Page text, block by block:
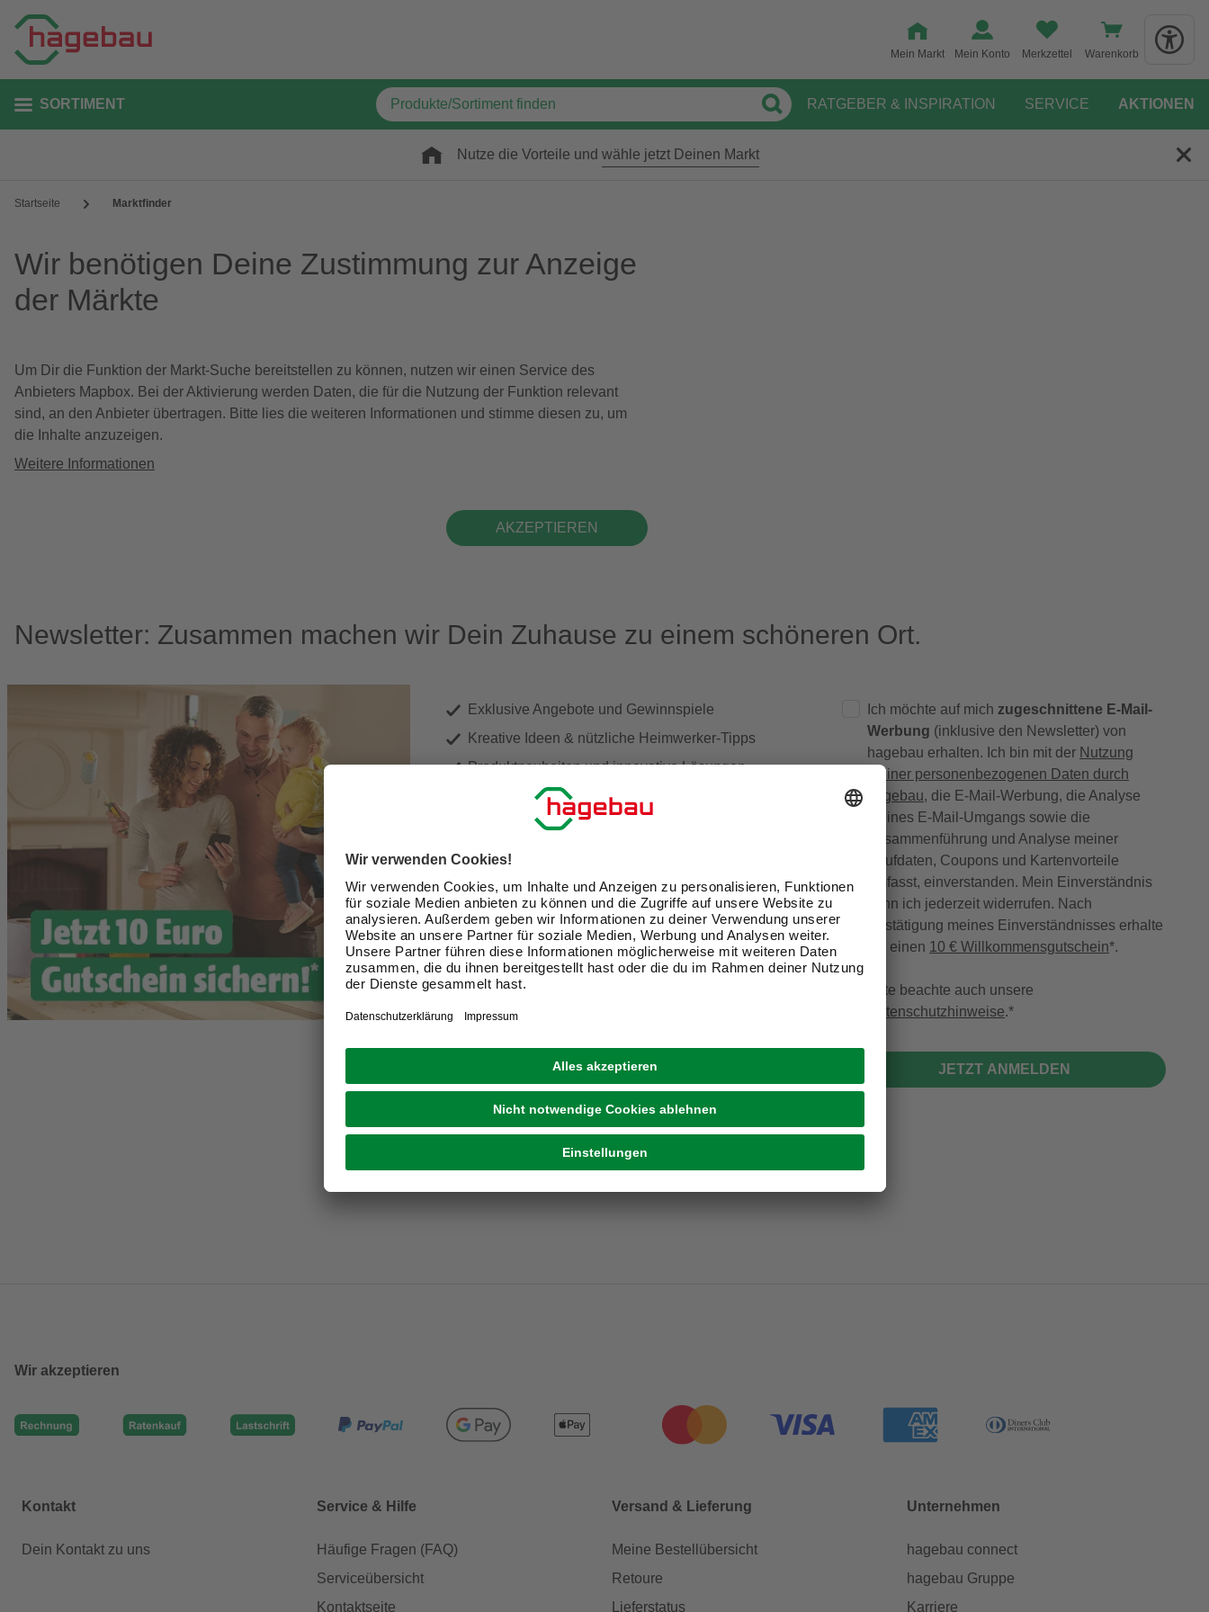
Mein Markt Mein Konto Merkzettel Warenkorb
SORTIMENT RATGEBER & INSPIRATION SERVICE AKTIONEN
Nutze die Vorteile und wähle jetzt Deinen Markt
Startseite Marktfinder
Wir benötigen Deine Zustimmung zur Anzeige
der Märkte
Um Dir die Funktion der Markt-Suche bereitstellen zu können, nutzen wir einen Service des
Anbieters Mapbox. Bei der Aktivierung werden Daten, die für die Nutzung der Funktion relevant
sind, an den Anbieter übertragen. Bitte lies die weiteren Informationen und stimme diesen zu, um
die Inhalte anzuzeigen.
Weitere Informationen
AKZEPTIEREN
Newsletter: Zusammen machen wir Dein Zuhause zu einem schöneren Ort.
Exklusive Angebote und Gewinnspiele
Kreative Ideen & nützliche Heimwerker-Tipps
Produktneuheiten und innovative Lösungen
E-Mail-Adresse
Ich möchte auf mich zugeschnittene E-Mail-
Werbung (inklusive den Newsletter) von
hagebau erhalten. Ich bin mit der Nutzung
meiner personenbezogenen Daten durch
hagebau, die E-Mail-Werbung, die Analyse
meines E-Mail-Umgangs sowie die
Zusammenführung und Analyse meiner
Kaufdaten, Coupons und Kartenvorteile
umfasst, einverstanden. Mein Einverständnis
kann ich jederzeit widerrufen. Nach
Bestätigung meines Einverständnisses erhalte
ich einen 10 € Willkommensgutschein*.
Bitte beachte auch unsere
Datenschutzhinweise.
JETZT ANMELDEN
Wir akzeptieren
Kontakt
Dein Kontakt zu uns
Service & Hilfe
Häufige Fragen (FAQ)
Serviceübersicht
Kontaktseite
Versand & Lieferung
Meine Bestellübersicht
Retoure
Lieferstatus
Unternehmen
hagebau connect
hagebau Gruppe
Karriere